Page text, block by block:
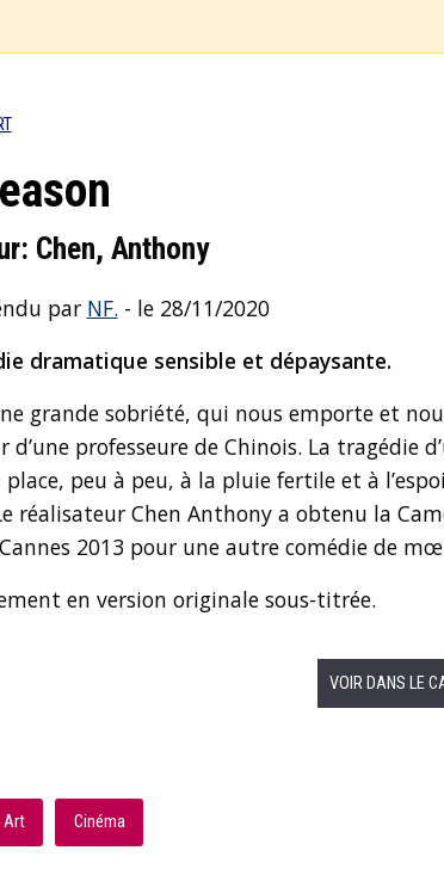
Chen, Anthony
par NF. - le 28/11/2020
dramatique sensible et dépaysante.
grande sobriété, qui nous emporte et
d’une professeure de Chinois. La tragédie
place, peu à peu, à la pluie fertile et à
réalisateur Chen Anthony a obtenu la
2013 pour une autre comédie de
en version originale sous-titrée.
VOIR DANS LE
Art Cinéma